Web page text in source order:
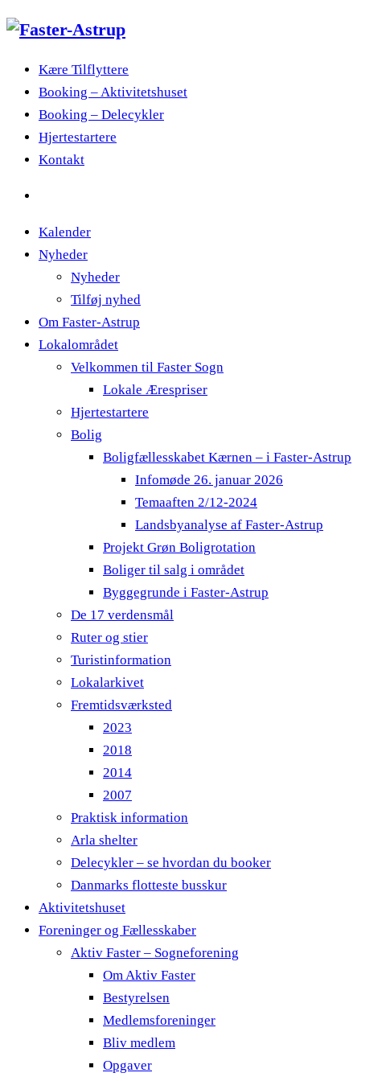
Kære Tilflyttere
Booking – Aktivitetshuset
Booking – Delecykler
Hjertestartere
Kontakt
Kalender
Nyheder
Nyheder
Tilføj nyhed
Om Faster-Astrup
Lokalområdet
Velkommen til Faster Sogn
Lokale Ærespriser
Hjertestartere
Bolig
Boligfællesskabet Kærnen – i Faster-Astrup
Infomøde 26. januar 2026
Temaaften 2/12-2024
Landsbyanalyse af Faster-Astrup
Projekt Grøn Boligrotation
Boliger til salg i området
Byggegrunde i Faster-Astrup
De 17 verdensmål
Ruter og stier
Turistinformation
Lokalarkivet
Fremtidsværksted
2023
2018
2014
2007
Praktisk information
Arla shelter
Delecykler – se hvordan du booker
Danmarks flotteste busskur
Aktivitetshuset
Foreninger og Fællesskaber
Aktiv Faster – Sogneforening
Om Aktiv Faster
Bestyrelsen
Medlemsforeninger
Bliv medlem
Opgaver